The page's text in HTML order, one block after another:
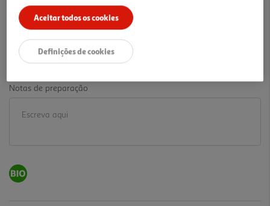
38.17 €/Lt
2,29 €
Notas de preparação
Aceitar todos os cookies
Definições de cookies